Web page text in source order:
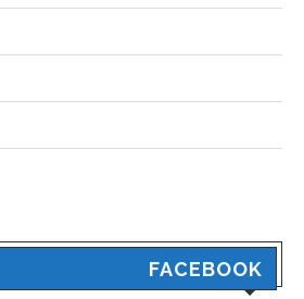
FACEBOOK